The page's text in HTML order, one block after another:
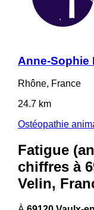
Anne-Sophie
Rhône, France
24.7 km
Ostéopathie
Fatigue
chiffres à
Velin,